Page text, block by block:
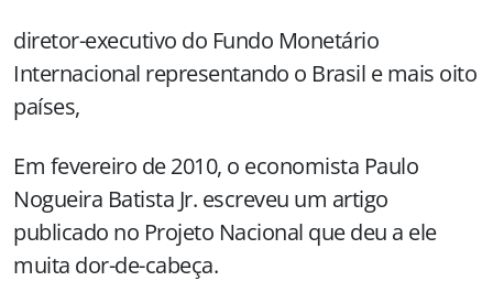
diretor-executivo do Fundo Monetário
Internacional representando o Brasil e mais oito
países,
Em fevereiro de 2010, o economista Paulo
Nogueira Batista Jr. escreveu um artigo
publicado no Projeto Nacional que deu a ele
muita dor-de-cabeça.